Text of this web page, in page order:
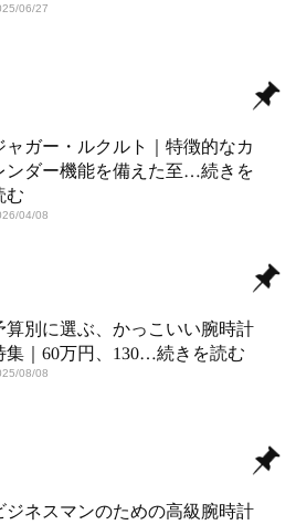
06/27
ャガー・ルクルト｜特徴的なカ
ンダー機能を備えた至…続きを
む
04/08
算別に選ぶ、かっこいい腕時計
集｜60万円、130…続きを読む
08/08
ジネスマンのための高級腕時計